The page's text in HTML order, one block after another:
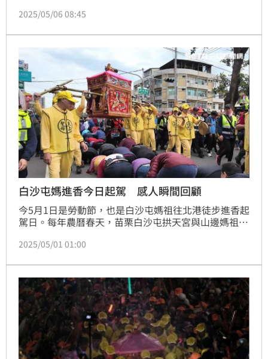
烈感人。傍晚約17點56分，媽祖鑾轎「粉紅超跑」抵
津津樂道的珍貴畫面。
2025/05/06 08:45
白沙屯媽進香今日起駕 感人瞬間回顧
今5月1日是勞動節，也是白沙屯媽祖往北港徒步進香起
駕日。每年農曆春天，苗栗白沙屯拱天宮與山邊媽祖宮
超跑」，踏上往北港朝天宮的徒步旅程，在這條充滿汗
事。讓我們一起回顧這些感動人心的瞬間吧。
2025/05/01 01:00